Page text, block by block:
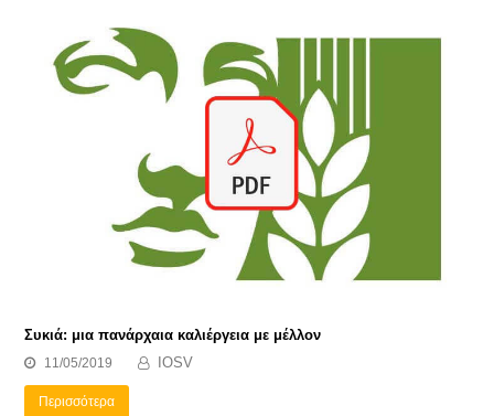
Συκιά: μια πανάρχαια καλιέργεια με μέλλον
11/05/2019 IOSV
Περισσότερα